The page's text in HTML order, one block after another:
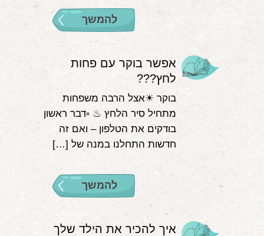
להמשך
אפשר בוקר עם פחות
לחץ???
בוקר ☀אצל הרבה משפחות
מתחיל סיר הלחץ ♨ ▫דבר ראשון
בודקים את הטלפון – ואם זה
חדשות התחלנו במנה של […]
להמשך
איך להכיר את הילד שלך